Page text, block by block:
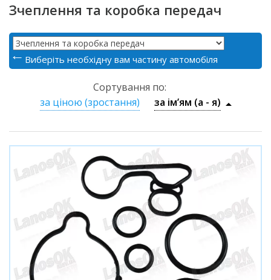
Зчеплення та коробка передач
Виберіть необхідну вам частину автомобіля
Сортування по:
за ціною (зростання)
за ім’ям (a - я)